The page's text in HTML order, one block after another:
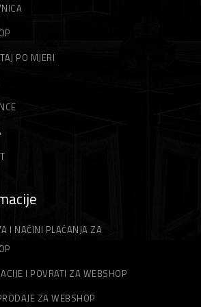
PO MJERI
I NAČINI PLAĆANJA ZA
I POVRATI ZA WEBSHOP
ZA WEBSHOP